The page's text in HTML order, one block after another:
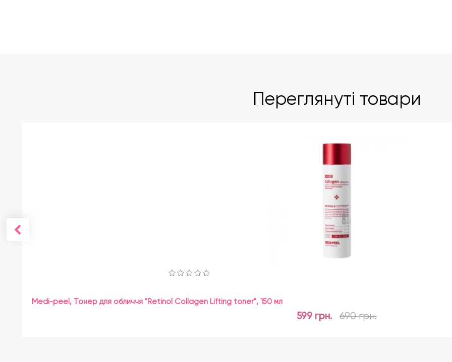
Переглянуті товари
Medi-peel, Тонер для обличчя "Retinol Collagen Lifting toner", 150 мл
599 грн. 690 грн.